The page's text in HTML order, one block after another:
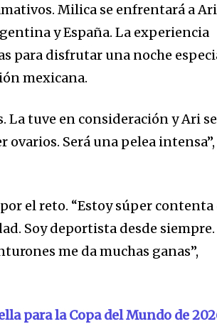
y da
tu
Milica se enfrentará a Ari
y España. La experiencia
para disfrutar una noche
mexicana.
tuve en consideración y Ari se
Será una pelea intensa”,
el reto. “Estoy súper contenta
Soy deportista desde siempre.
me da muchas ganas”,
para la Copa del Mundo de